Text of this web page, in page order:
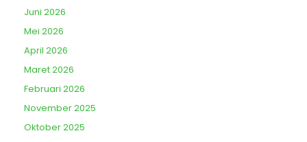
Juni 2026
Mei 2026
April 2026
Maret 2026
Februari 2026
November 2025
Oktober 2025